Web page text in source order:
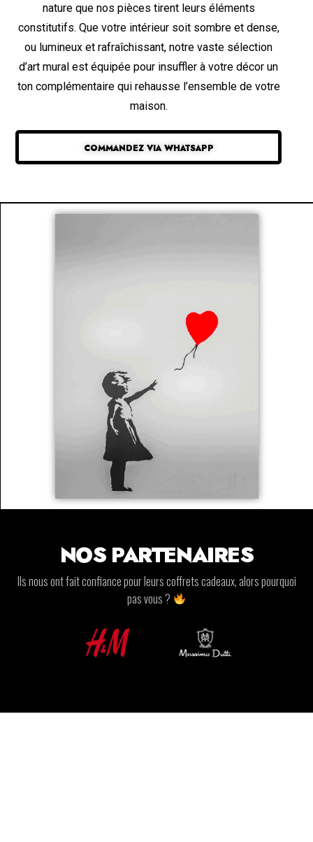
nature que nos pièces tirent leurs éléments
constitutifs. Que votre intérieur soit sombre et dense,
ou lumineux et rafraîchissant, notre vaste sélection
d’art mural est équipée pour insuffler à votre décor un
ton complémentaire qui rehausse l’ensemble de votre
maison.
COMMANDEZ VIA WHATSAPP
NOS PARTENAIRES
Ils nous ont fait confiance pour leurs coffrets cadeaux, alors pourquoi
pas vous ?